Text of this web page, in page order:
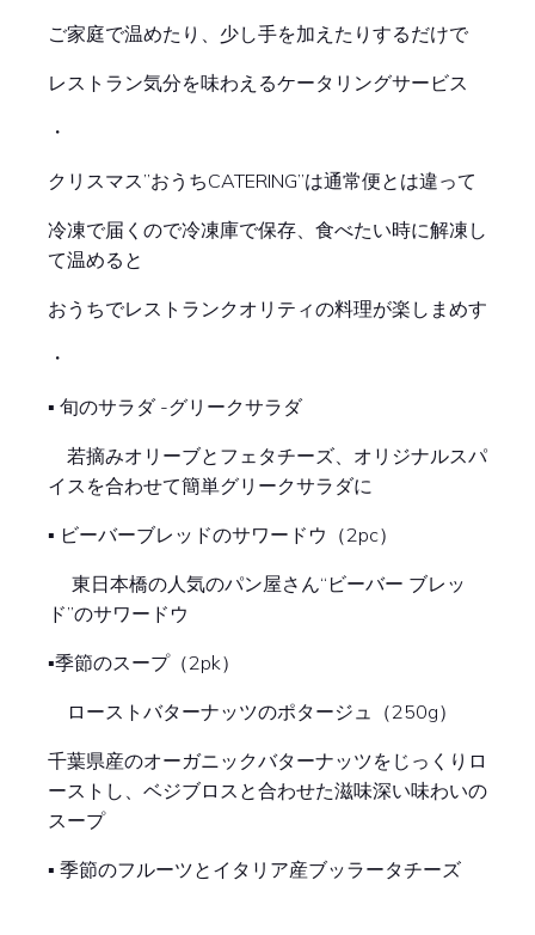
ご家庭で温めたり、少し手を加えたりするだけで
レストラン気分を味わえるケータリングサービス
・
クリスマス”おうちCATERING”は通常便とは違って
冷凍で届くので冷凍庫で保存、食べたい時に解凍し
て温めると
おうちでレストランクオリティの料理が楽しまめす
・
▪︎ 旬のサラダ -グリークサラダ
若摘みオリーブとフェタチーズ、オリジナルスパ
イスを合わせて簡単グリークサラダに
▪︎ ビーバーブレッドのサワードウ（2pc）
東日本橋の人気のパン屋さん“ビーバー ブレッ
ド”のサワードウ
▪︎季節のスープ（2pk）
ローストバターナッツのポタージュ（250g）
千葉県産のオーガニックバターナッツをじっくりロ
ーストし、ベジブロスと合わせた滋味深い味わいの
スープ
▪︎ 季節のフルーツとイタリア産ブッラータチーズ